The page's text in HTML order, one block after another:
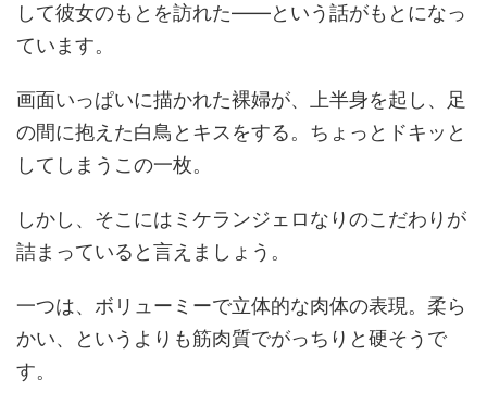
して彼女のもとを訪れた――という話がもとになっ
ています。
画面いっぱいに描かれた裸婦が、上半身を起し、足
の間に抱えた白鳥とキスをする。ちょっとドキッと
してしまうこの一枚。
しかし、そこにはミケランジェロなりのこだわりが
詰まっていると言えましょう。
一つは、ボリューミーで立体的な肉体の表現。柔ら
かい、というよりも筋肉質でがっちりと硬そうで
す。